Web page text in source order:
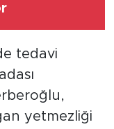
tedavi
yetmezliği